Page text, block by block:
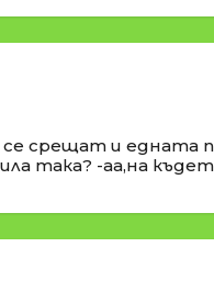
срещат и едната
така? -аа,на